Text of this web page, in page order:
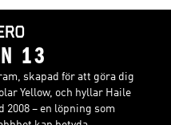
13
skapad för att göra dig
Yellow, och hyllar Haile
2008 – en löpning som